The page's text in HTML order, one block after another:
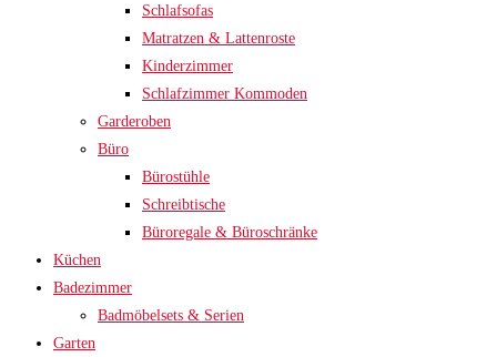
Schlafsofas
Matratzen & Lattenroste
Kinderzimmer
Schlafzimmer Kommoden
Garderoben
Büro
Bürostühle
Schreibtische
Büroregale & Büroschränke
Küchen
Badezimmer
Badmöbelsets & Serien
Garten